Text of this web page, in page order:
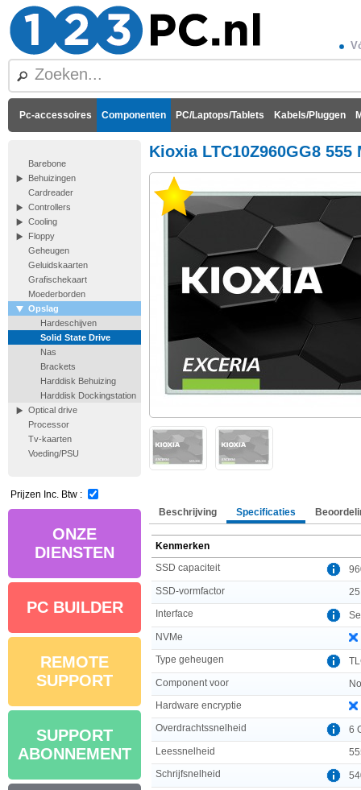
Pc-accessoires Componenten PC/Laptops/Tablets Kabels/Pluggen
Barebone
Behuizingen
Cardreader
Controllers
Cooling
Floppy
Geheugen
Geluidskaarten
Grafischekaart
Moederborden
Opslag
Hardeschijven
Solid State Drive
Nas
Brackets
Harddisk Behuizing
Harddisk Dockingstation
Optical drive
Processor
Tv-kaarten
Voeding/PSU
Prijzen Inc. Btw :
ONZE
DIENSTEN
PC BUILDER
REMOTE
SUPPORT
SUPPORT
ABONNEMENT
Kioxia LTC10Z960GG8 555
Beschrijving Specificaties
Kenmerken
SSD capaciteit
SSD-vormfactor
25
Interface
NVMe
Type geheugen
Component voor
Hardware encryptie
Overdrachtssnelheid
6
Leessnelheid
Schrijfsnelheid